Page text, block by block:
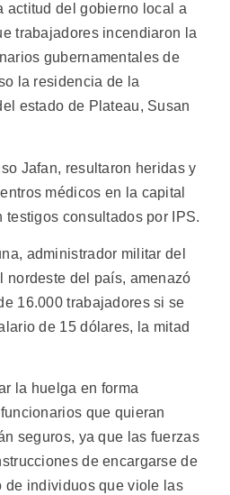
actitud del gobierno local a
trabajadores incendiaron la
gubernamentales de
la residencia de la
estado de Plateau, Susan
Jafan, resultaron heridas y
médicos en la capital
testigos consultados por IPS.
administrador militar del
nordeste del país, amenazó
16.000 trabajadores si se
de 15 dólares, la mitad
la huelga en forma
que quieran
seguros, ya que las fuerzas
de encargarse de
de individuos que viole las